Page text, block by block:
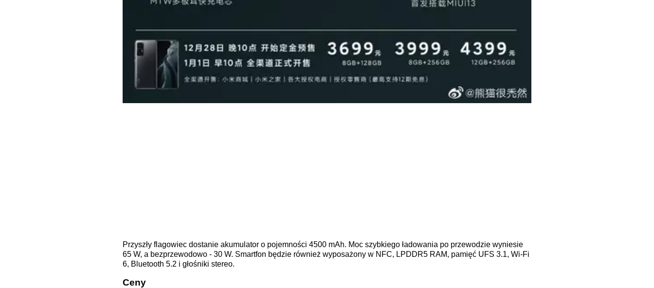
Przyszły flagowiec dostanie akumulator o pojemności 4500 mAh. Moc szybkiego ładowania po przewodzie wyniesie
65 W, a bezprzewodowo - 30 W. Smartfon będzie również wyposażony w NFC, LPDDR5 RAM, pamięć UFS 3.1, Wi-Fi
6, Bluetooth 5.2 i głośniki stereo.
Ceny